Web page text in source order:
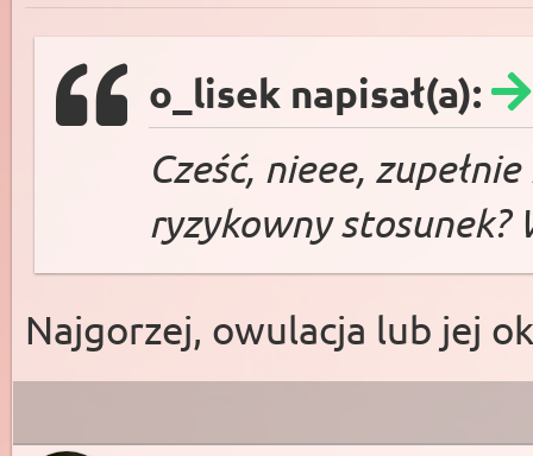
o_lisek napisał(a):
Cześć, nieee,
ryzykowny stosunek?
Najgorzej, owulacja lub jej